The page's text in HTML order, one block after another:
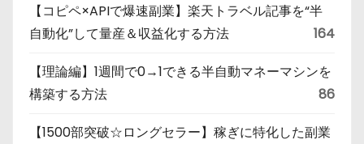
【コピペ×APIで爆速副業】楽天トラベル記事を“半
自動化”して量産＆収益化する方法
164
【理論編】1週間で0→1できる半自動マネーマシンを
構築する方法
86
【1500部突破☆ロングセラー】稼ぎに特化した副業